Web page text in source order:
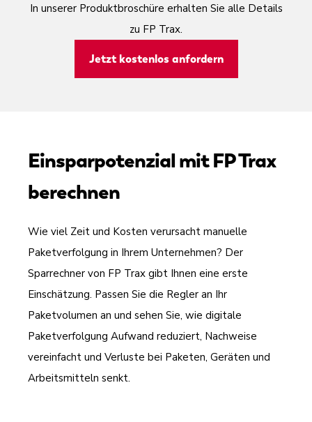
In unserer Produktbroschüre erhalten Sie alle Details
zu FP Trax.
Jetzt kostenlos anfordern
Einsparpotenzial mit FP Trax
berechnen
Wie viel Zeit und Kosten verursacht manuelle
Paketverfolgung in Ihrem Unternehmen? Der
Sparrechner von FP Trax gibt Ihnen eine erste
Einschätzung. Passen Sie die Regler an Ihr
Paketvolumen an und sehen Sie, wie digitale
Paketverfolgung Aufwand reduziert, Nachweise
vereinfacht und Verluste bei Paketen, Geräten und
Arbeitsmitteln senkt.